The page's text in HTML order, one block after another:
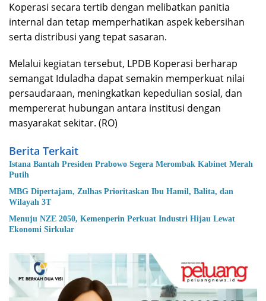
Koperasi secara tertib dengan melibatkan panitia
internal dan tetap memperhatikan aspek kebersihan
serta distribusi yang tepat sasaran.
Melalui kegiatan tersebut, LPDB Koperasi berharap
semangat Iduladha dapat semakin memperkuat nilai
persaudaraan, meningkatkan kepedulian sosial, dan
mempererat hubungan antara institusi dengan
masyarakat sekitar. (RO)
Berita Terkait
Istana Bantah Presiden Prabowo Segera Merombak Kabinet Merah
Putih
MBG Dipertajam, Zulhas Prioritaskan Ibu Hamil, Balita, dan
Wilayah 3T
Menuju NZE 2050, Kemenperin Perkuat Industri Hijau Lewat
Ekonomi Sirkular